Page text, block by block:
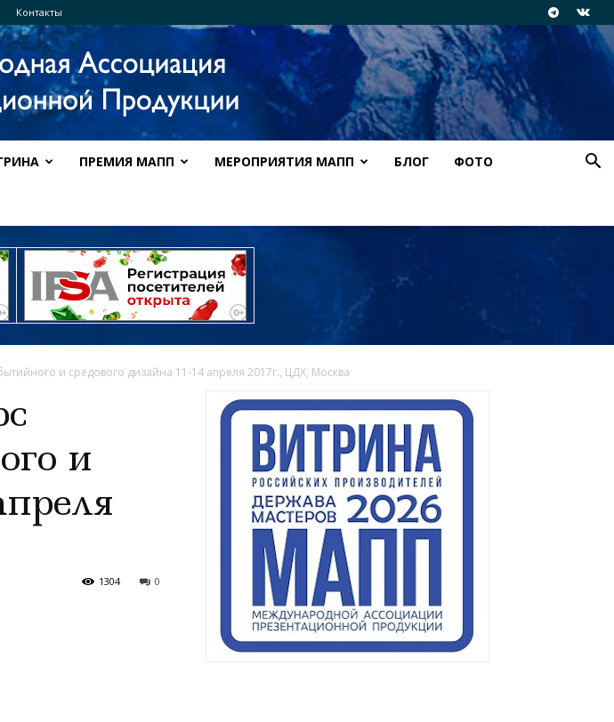
Контакты
ПРЕМИЯ МАПП МЕРОПРИЯТИЯ МАПП БЛОГ ФОТО
и средового дизайна 11-14 апреля 2017г., ЦДХ, Москва
и
0
1304